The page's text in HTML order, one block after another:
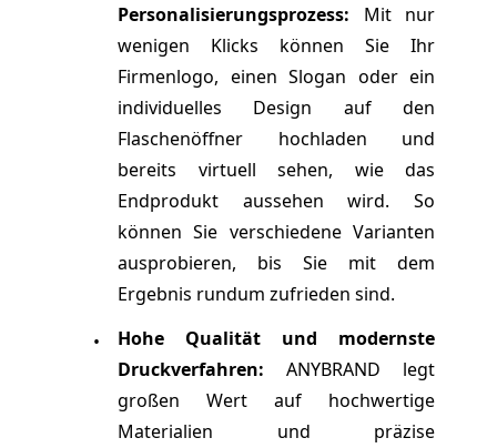
Personalisierungsprozess: Mit nur
wenigen Klicks können Sie Ihr
Firmenlogo, einen Slogan oder ein
individuelles Design auf den
Flaschenöffner hochladen und
bereits virtuell sehen, wie das
Endprodukt aussehen wird. So
können Sie verschiedene Varianten
ausprobieren, bis Sie mit dem
Ergebnis rundum zufrieden sind.
•
Hohe Qualität und modernste
Druckverfahren: ANYBRAND legt
großen Wert auf hochwertige
Materialien und präzise